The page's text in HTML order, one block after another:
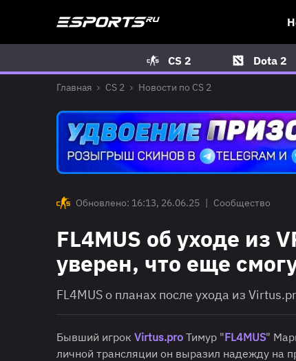
CS 2 Dota 2
Главная CS 2 Новости по CS 2
Обновлено: 16:13, 26.06.25 | Сообщество
FL4MUS об уходе из
уверен, что еще
FL4MUS о планах после ухода из
Бывший игрок Virtus.pro Тимур "FL4MUS"
личной трансляции он выразил надежду на